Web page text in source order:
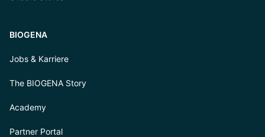
BIOGENA
Jobs & Karriere
The BIOGENA Story
Academy
Partner Portal